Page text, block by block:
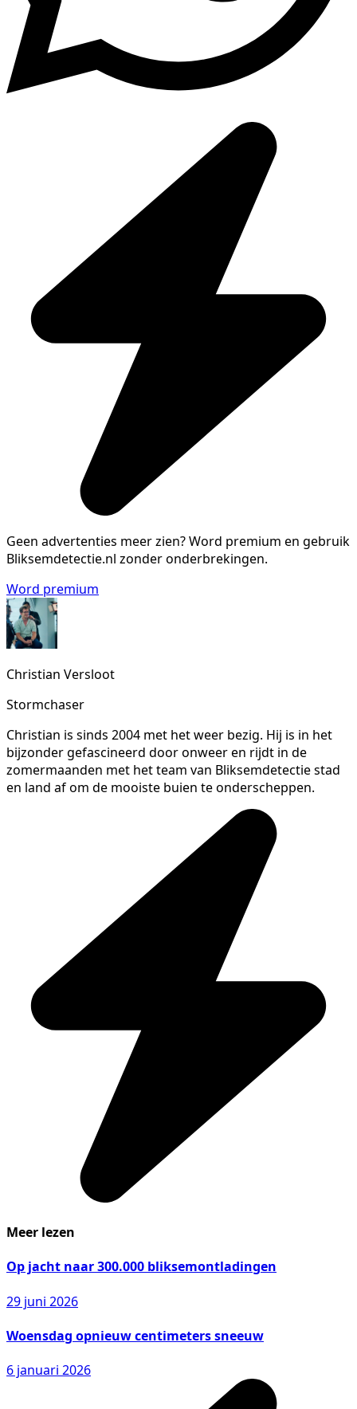
Geen advertenties meer zien?Word premium en gebruik
Bliksemdetectie.nl zonder onderbrekingen.
Word premium
Christian Versloot
Stormchaser
Christian is sinds 2004 met het weer bezig. Hij is in het
bijzonder gefascineerd door onweer en rijdt in de
zomermaanden met het team van Bliksemdetectie stad
en land af om de mooiste buien te onderscheppen.
Meer lezen
Op jacht naar 300.000 bliksemontladingen
29 juni 2026
Woensdag opnieuw centimeters sneeuw
6 januari 2026